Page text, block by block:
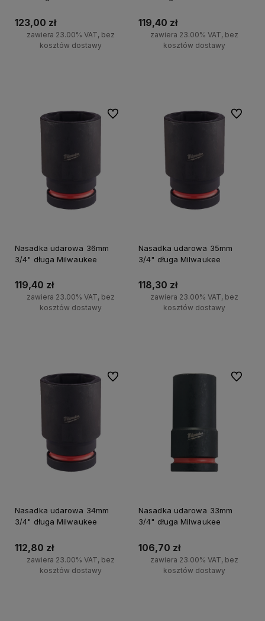
123,00 zł
zawiera 23.00% VAT, bez
kosztów dostawy
119,40 zł
zawiera 23.00% VAT, bez
kosztów dostawy
Nasadka udarowa 36mm
3/4" długa Milwaukee
119,40 zł
zawiera 23.00% VAT, bez
kosztów dostawy
Do ulubionych
Nasadka udarowa 35mm
3/4" długa Milwaukee
118,30 zł
zawiera 23.00% VAT, bez
kosztów dostawy
Do
Nasadka udarowa 34mm
3/4" długa Milwaukee
112,80 zł
zawiera 23.00% VAT, bez
kosztów dostawy
Do ulubionych
Nasadka udarowa 33mm
3/4" długa Milwaukee
106,70 zł
zawiera 23.00% VAT, bez
kosztów dostawy
Do